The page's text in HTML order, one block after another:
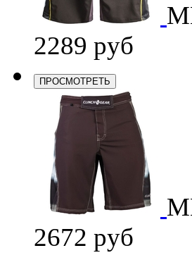
2289 руб
ПРОСМОТРЕТЬ
2672 руб